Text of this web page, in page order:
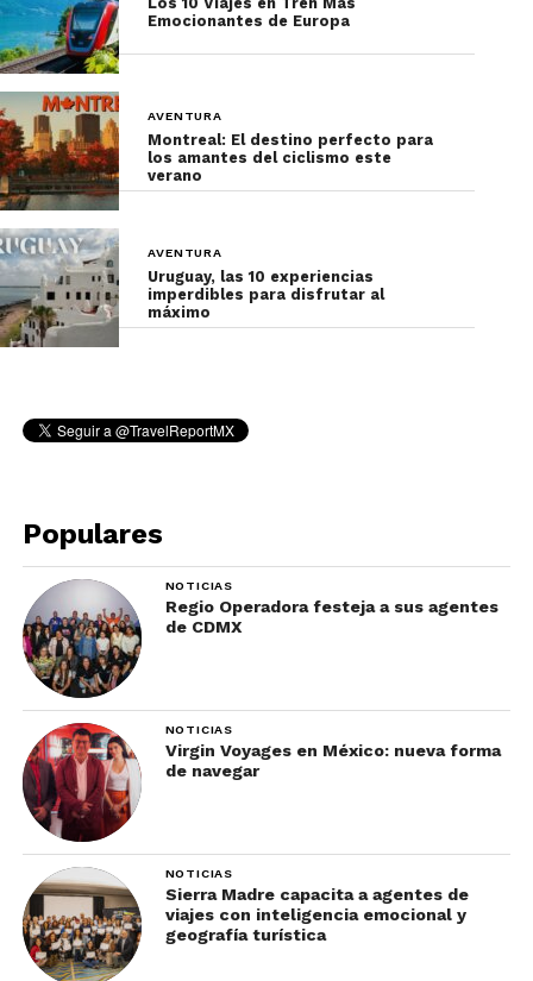
Emocionantes de Europa
AVENTURA
Montreal: El destino perfecto para
los amantes del ciclismo este
verano
AVENTURA
Uruguay, las 10 experiencias
imperdibles para disfrutar al
máximo
Populares
NOTICIAS
Regio Operadora festeja a sus agentes
de CDMX
NOTICIAS
Virgin Voyages en México: nueva forma
de navegar
NOTICIAS
Sierra Madre capacita a agentes de
viajes con inteligencia emocional y
geografía turística